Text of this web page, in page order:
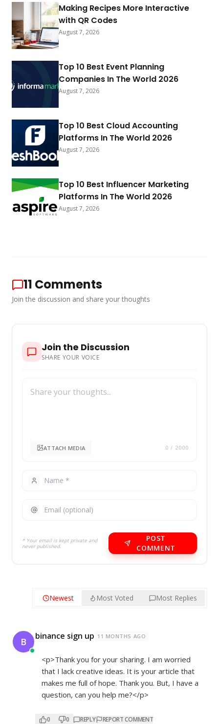
Making Recipes More Interactive
with QR Codes
August 7, 2026
Top 10 Best Event Planning
Companies In The World 2026
August 7, 2026
Top 10 Best Cloud Accounting
Platforms In The World 2026
August 7, 2026
Top 10 Best Influencer Marketing
Platforms In The World 2026
August 7, 2026
11 Comments
Join the discussion and share your thoughts
Join the Discussion
SHARE YOUR VOICE
ATTACH MEDIA 0 / 2000
* Your email is kept private and
never published.
POST
COMMENT
Newest Most Voted Most Replies
B binance sign up 11 MONTHS AGO
<p>Thank you for your sharing. I am worried
that I lack creative ideas. It is your article that
makes me full of hope. Thank you. But, I have a
question, can you help me?</p>
0 0 REPLY REPORT COMMENT